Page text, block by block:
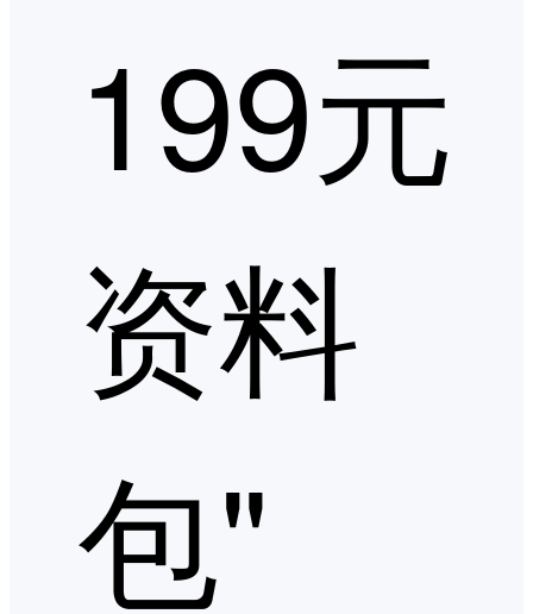
199元
资料
包"